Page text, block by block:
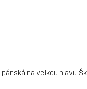
na velkou hlavu.